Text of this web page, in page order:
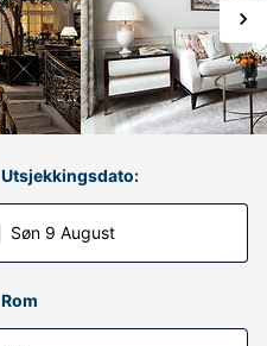
Utsjekkingsdato:
Søn 9 August
Rom